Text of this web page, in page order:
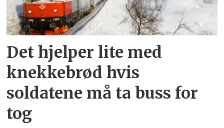
Det hjelper lite med
knekkebrød hvis
soldatene må ta buss for
tog